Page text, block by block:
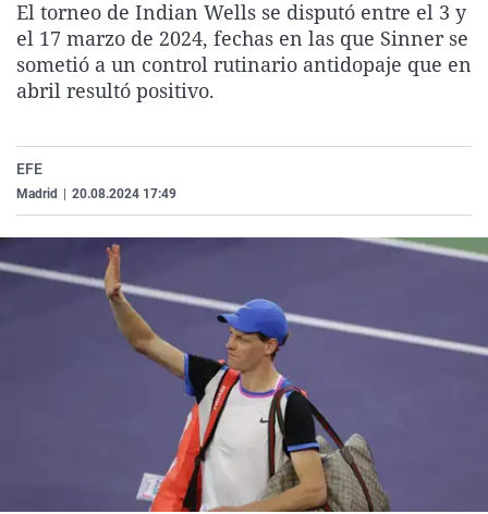
La rosa de los vientos
Gente viajera
Caso
Retornados
Extremadura
Galicia
Virales
Televisión
El torneo de Indian Wells se disputó entre el 3 y
el 17 marzo de 2024, fechas en las que Sinner se
sometió a un control rutinario antidopaje que en
abril resultó positivo.
EFE
Madrid 20.08.2024 17:49